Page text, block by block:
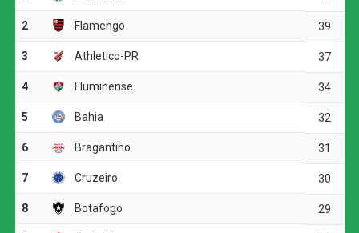
da Copa Sul-Americana.
O jogo
A partida começou com um susto para os donos da casa
já no primeiro minuto, quando Rivas finalizou com perigo
por cima da meta defendida por Carlos Miguel. O Verdão,
contudo, não demorou a impor seu ritmo e inaugurou o
Flaco López pelo lado esquerdo do ataque, o argentino
levou a melhor sobre a defesa adversária e rolou para
Jhon Arias, que completou de frente para o gol.